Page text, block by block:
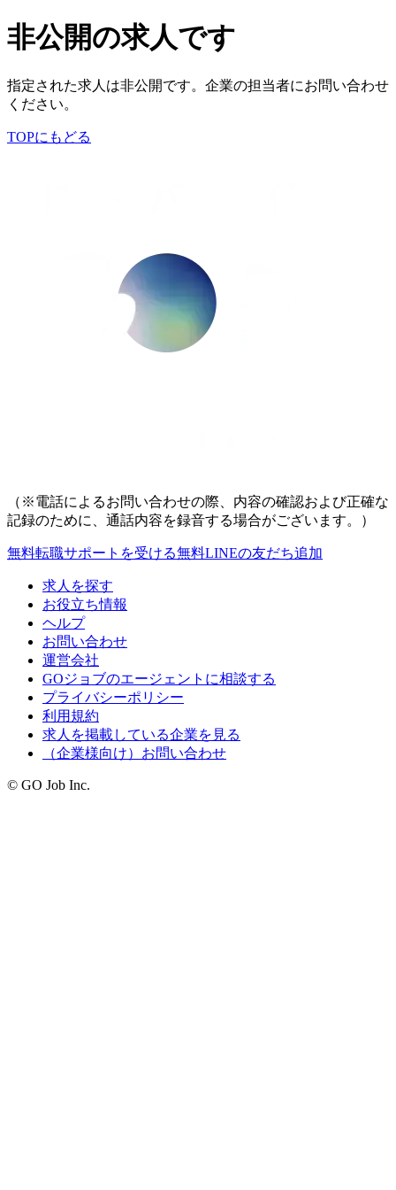
非公開の求人です
指定された求人は非公開です。企業の担当者にお問い合わせ
ください。
TOPにもどる
（※電話によるお問い合わせの際、内容の確認および正確な
記録のために、通話内容を録音する場合がございます。）
無料転職サポートを受ける無料LINEの友だち追加
求人を探す
お役立ち情報
ヘルプ
お問い合わせ
運営会社
GOジョブのエージェントに相談する
プライバシーポリシー
利用規約
求人を掲載している企業を見る
（企業様向け）お問い合わせ
© GO Job Inc.